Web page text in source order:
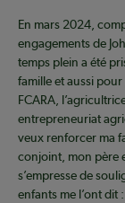
En mars 2024,
engagements de
temps plein a été
famille et aussi
FCARA,
entrepreneuriat
veux renforcer ma
conjoint, mon père
s’empresse de
enfants me l’ont dit